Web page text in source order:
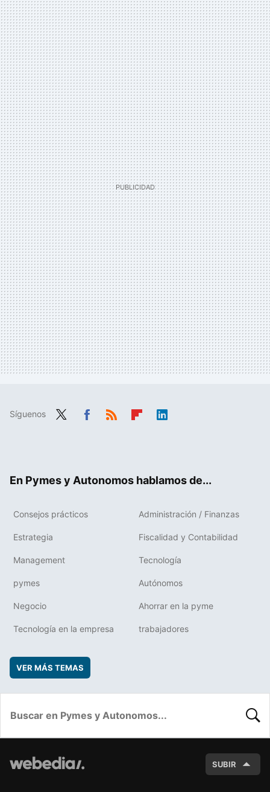
Síguenos
En Pymes y Autonomos hablamos de...
Consejos prácticos Administración / Finanzas
Estrategia Fiscalidad y Contabilidad
Management Tecnología
pymes Autónomos
Negocio Ahorrar en la pyme
Tecnología en la empresa trabajadores
VER MÁS TEMAS
SUBIR